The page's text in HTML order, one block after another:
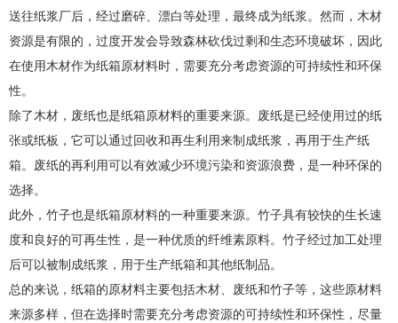
送往纸浆厂后，经过磨碎、漂白等处理，最终成为纸浆。然而，木材
资源是有限的，过度开发会导致森林砍伐过剩和生态环境破坏，因此
在使用木材作为纸箱原材料时，需要充分考虑资源的可持续性和环保
性。
除了木材，废纸也是纸箱原材料的重要来源。废纸是已经使用过的纸
张或纸板，它可以通过回收和再生利用来制成纸浆，再用于生产纸
箱。废纸的再利用可以有效减少环境污染和资源浪费，是一种环保的
选择。
此外，竹子也是纸箱原材料的一种重要来源。竹子具有较快的生长速
度和良好的可再生性，是一种优质的纤维素原料。竹子经过加工处理
后可以被制成纸浆，用于生产纸箱和其他纸制品。
总的来说，纸箱的原材料主要包括木材、废纸和竹子等，这些原材料
来源多样，但在选择时需要充分考虑资源的可持续性和环保性，尽量